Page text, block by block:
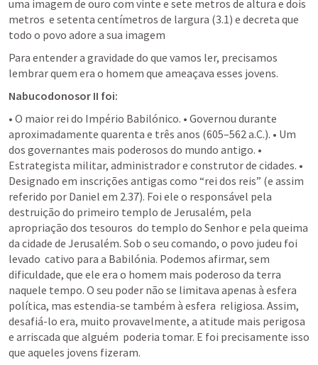
uma imagem de ouro com vinte e sete metros de altura e dois
metros  e setenta centímetros de largura (3.1) e decreta que
todo o povo adore a sua imagem
Para entender a gravidade do que vamos ler, precisamos
lembrar quem era o homem que ameaçava esses jovens.
Nabucodonosor II foi:
• O maior rei do Império Babilónico. • Governou durante
aproximadamente quarenta e três anos (605–562 a.C.). • Um
dos governantes mais poderosos do mundo antigo. •
Estrategista militar, administrador e construtor de cidades. •
Designado em inscrições antigas como “rei dos reis” (e assim
referido por Daniel em 2.37). Foi ele o responsável pela
destruição do primeiro templo de Jerusalém, pela
apropriação dos tesouros  do templo do Senhor e pela queima
da cidade de Jerusalém. Sob o seu comando, o povo judeu foi
levado  cativo para a Babilónia. Podemos afirmar, sem
dificuldade, que ele era o homem mais poderoso da terra
naquele tempo. O seu poder não se limitava apenas à esfera
política, mas estendia-se também à esfera  religiosa. Assim,
desafiá-lo era, muito provavelmente, a atitude mais perigosa
e arriscada que alguém  poderia tomar. E foi precisamente isso
que aqueles jovens fizeram.